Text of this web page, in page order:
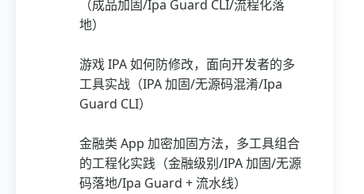
（成品加固/Ipa Guard CLI/流程化落
地）
游戏 IPA 如何防修改，面向开发者的多
工具实战（IPA 加固/无源码混淆/Ipa
Guard CLI）
金融类 App 加密加固方法，多工具组合
的工程化实践（金融级别/IPA 加固/无源
码落地/Ipa Guard + 流水线）